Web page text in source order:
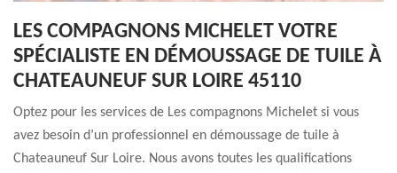
LES COMPAGNONS MICHELET VOTRE
SPÉCIALISTE EN DÉMOUSSAGE DE TUILE À
CHATEAUNEUF SUR LOIRE 45110
Optez pour les services de Les compagnons Michelet si vous
avez besoin d’un professionnel en démoussage de tuile à
Chateauneuf Sur Loire. Nous avons toutes les qualifications